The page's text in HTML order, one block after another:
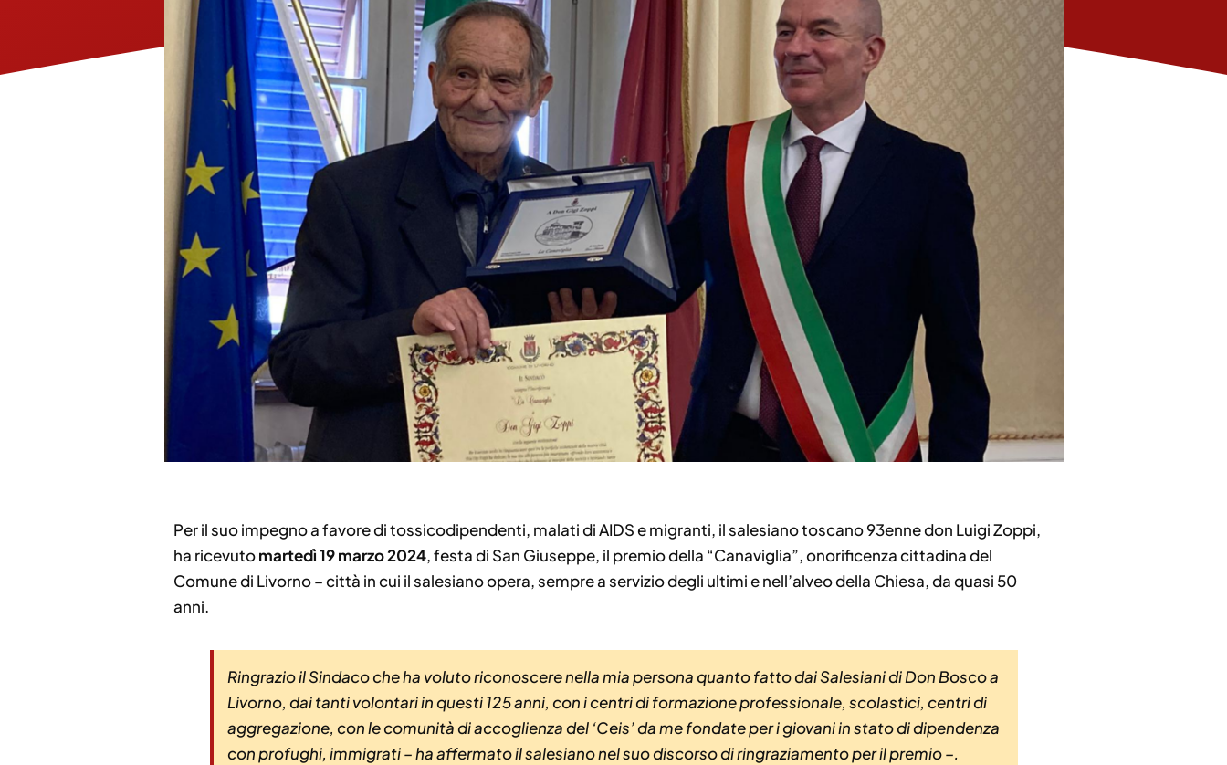
Per il suo impegno a favore di tossicodipendenti, malati di AIDS e migranti, il salesiano toscano 93enne don Luigi Zoppi,
ha ricevutomartedì 19 marzo 2024, festa di San Giuseppe, il premio della “Canaviglia”, onorificenza cittadina del
Comune di Livorno – città in cui il salesiano opera, sempre a servizio degli ultimi e nell’alveo della Chiesa, da quasi 50
anni.
Ringrazio il Sindaco che ha voluto riconoscere nella mia persona quanto fatto dai Salesiani di Don Bosco a
Livorno, dai tanti volontari in questi 125 anni, con i centri di formazione professionale, scolastici, centri di
aggregazione, con le comunità di accoglienza del ‘Ceis’ da me fondate per i giovani in stato di dipendenza
con profughi, immigrati – ha affermato il salesiano nel suo discorso di ringraziamento per il premio –.